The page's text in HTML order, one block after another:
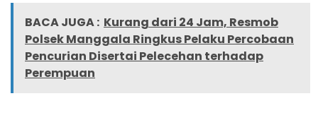
BACA JUGA : Kurang dari 24 Jam, Resmob
Polsek Manggala Ringkus Pelaku Percobaan
Pencurian Disertai Pelecehan terhadap
Perempuan